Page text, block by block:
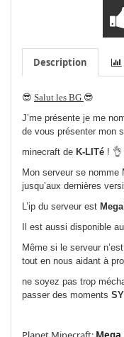
Description
😎 Salut les BG 😎
J’me présente je me
de vous présenter mon
minecraft de K-LITé ! 👌
Mon serveur se
jusqu’aux dernières
L’ip du serveur est
Il est aussi disponible
Même si le serveur
tout en nous aidant à
ne soyez pas trop
passer des moments